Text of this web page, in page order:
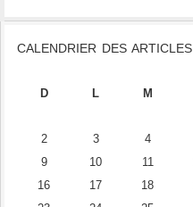
CALENDRIER DES ARTICLES
D L M
2
3 4
9
10 11
16
17 18